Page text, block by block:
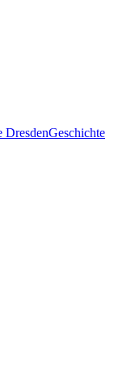
DresdenGeschichte